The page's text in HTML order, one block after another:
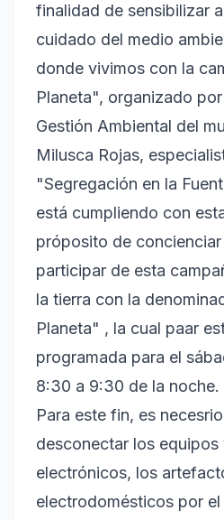
finalidad de sensibilizar
cuidado del medio
donde vivimos con la
Planeta", organizado
Gestión Ambiental del
Milusca Rojas,
"Segregación en la
está cumpliendo con
próposito de
participar de esta
la tierra con la
Planeta" , la cual paar
programada para el
8:30 a 9:30 de la noche.
Para este fin, es
desconectar los
electrónicos, los
electrodomésticos por